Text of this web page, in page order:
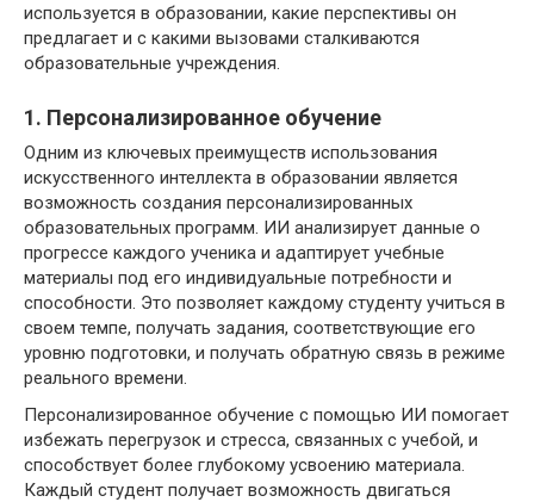
используется в образовании, какие перспективы он
предлагает и с какими вызовами сталкиваются
образовательные учреждения.
1. Персонализированное обучение
Одним из ключевых преимуществ использования
искусственного интеллекта в образовании является
возможность создания персонализированных
образовательных программ. ИИ анализирует данные о
прогрессе каждого ученика и адаптирует учебные
материалы под его индивидуальные потребности и
способности. Это позволяет каждому студенту учиться в
своем темпе, получать задания, соответствующие его
уровню подготовки, и получать обратную связь в режиме
реального времени.
Персонализированное обучение с помощью ИИ помогает
избежать перегрузок и стресса, связанных с учебой, и
способствует более глубокому усвоению материала.
Каждый студент получает возможность двигаться